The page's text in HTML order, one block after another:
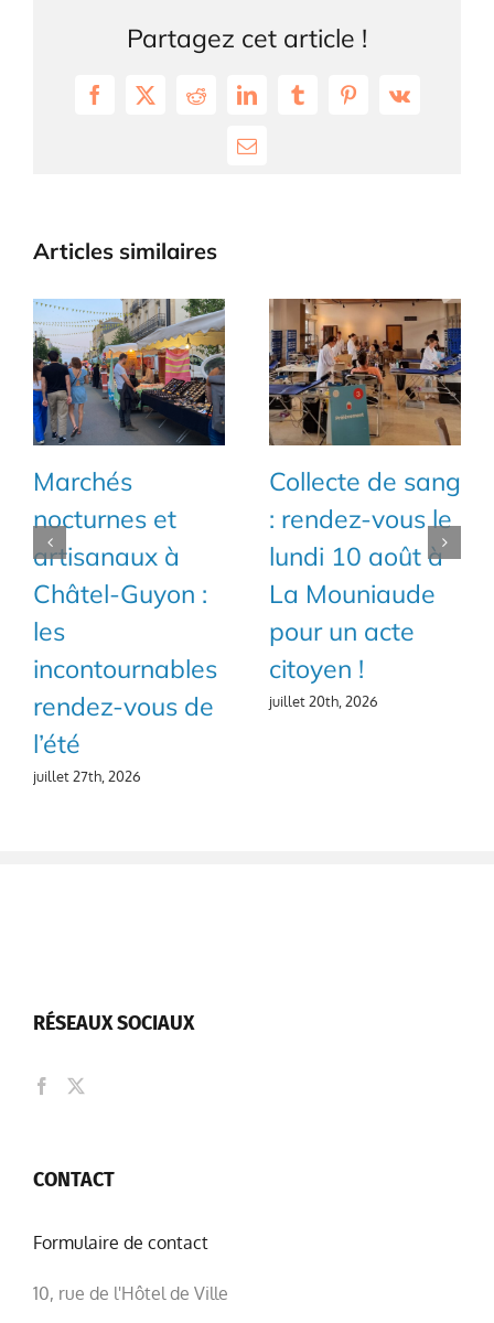
Partagez cet article !
Facebook
X RedditLinkedInTumblrPinterest
Vk
Email
Articles similaires
Marchés
nocturnes et
artisanaux à
Châtel-Guyon :
les
incontournables
rendez-vous de
l’été
juillet 27th, 2026
Collecte de sang
: rendez-vous le
lundi 10 août à
La Mouniaude
pour un acte
citoyen !
juillet 20th, 2026
RÉSEAUX SOCIAUX
CONTACT
Formulaire de contact
10, rue de l'Hôtel de Ville